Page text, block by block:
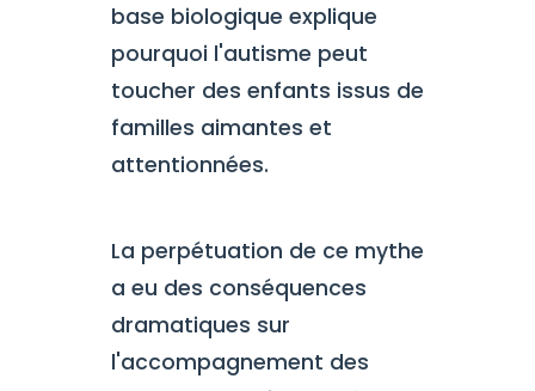
base biologique explique
pourquoi l'autisme peut
toucher des enfants issus de
familles aimantes et
attentionnées.
La perpétuation de ce mythe
a eu des conséquences
dramatiques sur
l'accompagnement des